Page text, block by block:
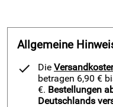
Allgemeine
Die
betragen 6,90 €
€. Bestellungen
Deutschlands